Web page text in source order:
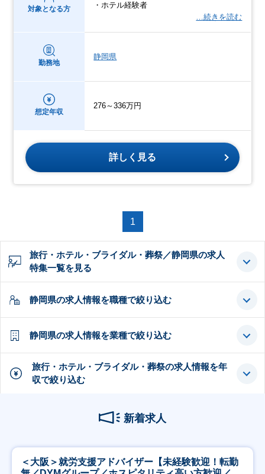
対象となる方
・ホテル経験者
…続きを読む
勤務地
静岡県
想定年収
276～336万円
詳しく見る
1
旅行・ホテル・ブライダル・葬祭／静岡県の求人
特集一覧を見る
静岡県の求人情報を職種で絞り込む
静岡県の求人情報を業種で絞り込む
旅行・ホテル・ブライダル・葬祭の求人情報を年
収で絞り込む
新着求人
＜大阪＞就労支援アドバイザー【未経験歓迎！転勤